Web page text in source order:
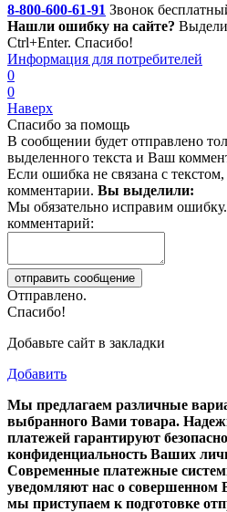
8-800-600-61-91 Звонок
Нашли ошибку на сайте?
Ctrl+Enter. Спасибо!
Информация для потребителей
0
0
Наверх
Спасибо за помощь
В сообщении будет отправлено
выделенного текста и Ваш
Если ошибка не связана с
комментарии. Вы выделили:
Мы обязательно исправим
комментарий:
Отправлено.
Спасибо!
Добавьте сайт в закладки
Добавить
Мы предлагаем различные
выбранного Вами товара.
платежей гарантируют
конфиденциальность Ваших
Современные платежные
уведомляют нас о совершенном
мы приступаем к подготовке